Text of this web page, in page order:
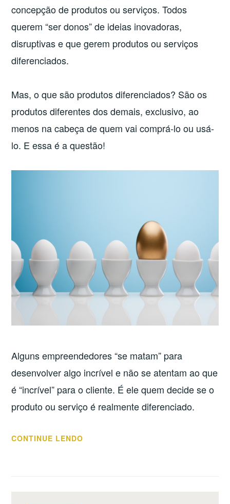
concepção de produtos ou serviços. Todos
querem “ser donos” de ideias inovadoras,
disruptivas e que gerem produtos ou serviços
diferenciados.
Mas, o que são produtos diferenciados? São os
produtos diferentes dos demais, exclusivo, ao
menos na cabeça de quem vai comprá-lo ou usá-
lo. E essa é a questão!
Alguns empreendedores “se matam” para
desenvolver algo incrível e não se atentam ao que
é “incrível” para o cliente. É ele quem decide se o
produto ou serviço é realmente diferenciado.
CONTINUE LENDO